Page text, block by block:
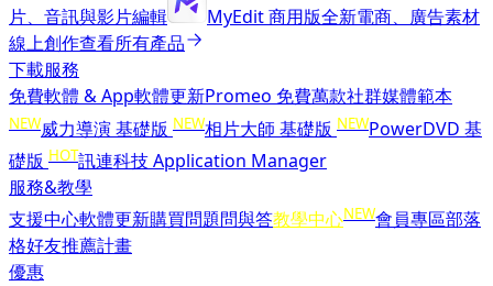
片、音訊與影片編輯
MyEdit 商用版全新電商、廣告素材
線上創作查看所有產品
下載服務
免費軟體 & App軟體更新Promeo 免費萬款社群媒體範本
NEW威力導演 基礎版 NEW相片大師 基礎版 NEWPowerDVD 基
礎版 HOT訊連科技 Application Manager
服務&教學
支援中心軟體更新購買問題問與答教學中心NEW會員專區部落
格好友推薦計畫
優惠